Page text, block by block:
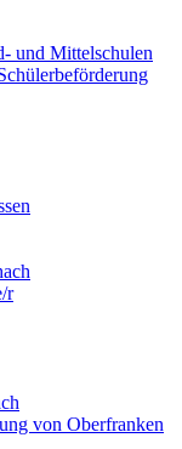
und Mittelschulen
r
von Oberfranken